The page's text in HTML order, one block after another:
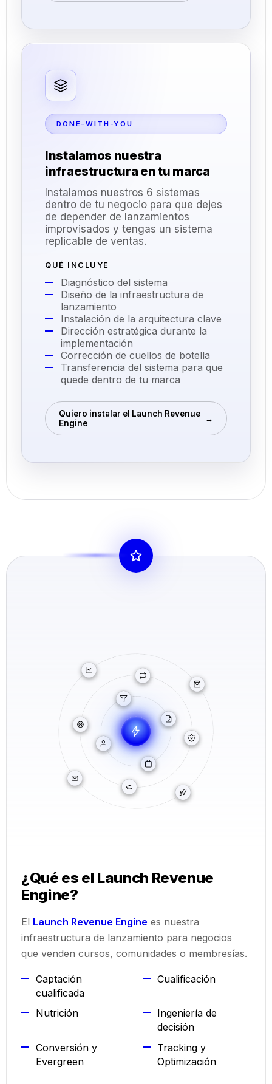
DONE-WITH-YOU
Instalamos nuestra
infraestructura en tu marca
Instalamos nuestros 6 sistemas
dentro de tu negocio para que dejes
de depender de lanzamientos
improvisados y tengas un sistema
replicable de ventas.
QUÉ INCLUYE
Diagnóstico del sistema
Diseño de la infraestructura de
lanzamiento
Instalación de la arquitectura clave
Dirección estratégica durante la
implementación
Corrección de cuellos de botella
Transferencia del sistema para que
quede dentro de tu marca
Quiero instalar el Launch Revenue
Engine
→
¿Qué es el Launch Revenue
Engine?
El Launch Revenue Engine es nuestra
infraestructura de lanzamiento para negocios
que venden cursos, comunidades o membresías.
Captación
cualificada
Cualificación
Nutrición
Ingeniería de
decisión
Conversión y
Evergreen
Tracking y
Optimización